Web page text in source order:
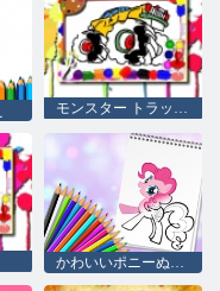
モンスター トラックの塗り絵
かわいいポニーぬりえブック